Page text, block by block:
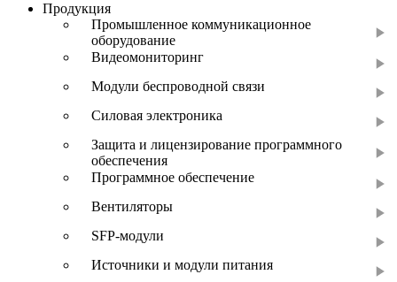
Продукция
Промышленное коммуникационное
оборудование
Видеомониторинг
Модули беспроводной связи
Силовая электроника
Защита и лицензирование программного
обеспечения
Программное обеспечение
Вентиляторы
SFP-модули
Источники и модули питания